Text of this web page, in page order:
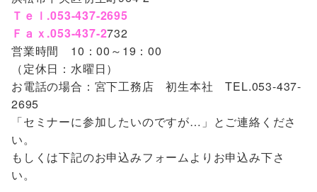
Ｔｅｌ.053-437-2695
Ｆａｘ.053-437-2732
営業時間 10：00～19：00
（定休日：水曜日）
お電話の場合：宮下工務店 初生本社 TEL.053-437-
2695
「セミナーに参加したいのですが…」とご連絡くださ
い。
もしくは下記のお申込みフォームよりお申込み下さ
い。